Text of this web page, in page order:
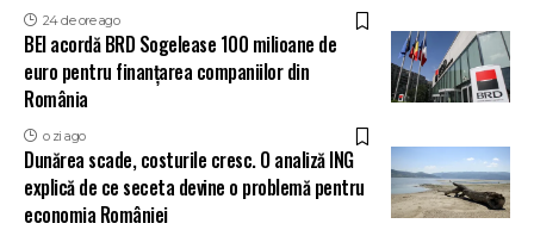
24 de ore ago
BEI acordă BRD Sogelease 100 milioane de
euro pentru finanțarea companiilor din
România
o zi ago
Dunărea scade, costurile cresc. O analiză ING
explică de ce seceta devine o problemă pentru
economia României